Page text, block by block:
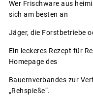
Wer Frischware aus
sich am besten an
Jäger, die Forstbetriebe
Ein leckeres Rezept für
Homepage des
Bauernverbandes zur
„Rehspieße“.